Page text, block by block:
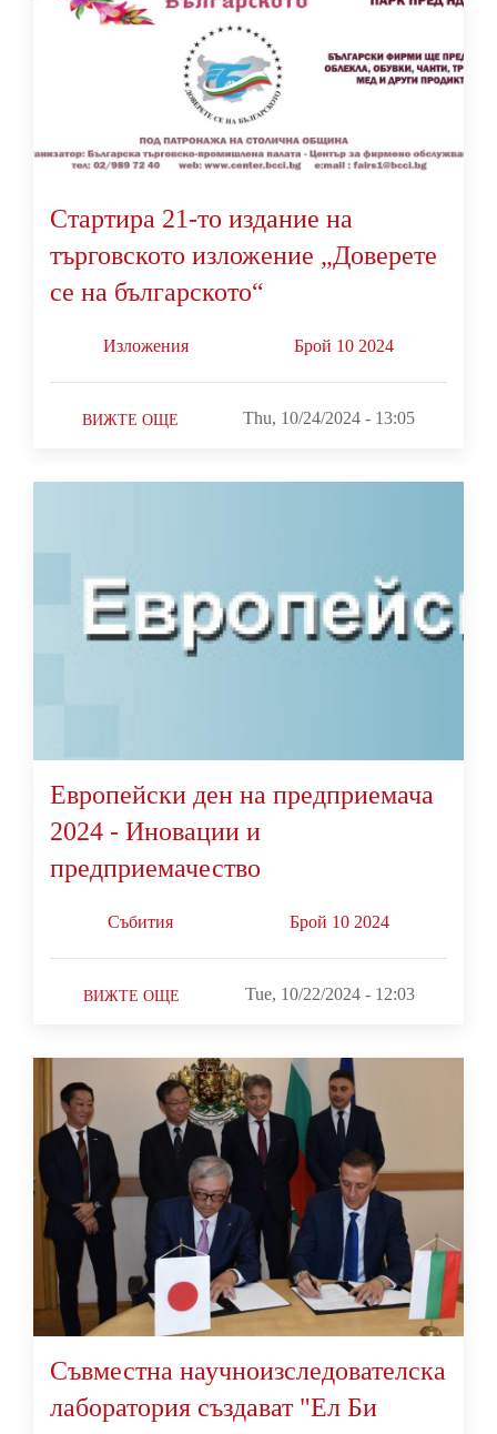
Стартира 21-то издание на
търговското изложение „Доверете
се на българското“
Изложения Брой 10 2024
ВИЖТЕ ОЩЕ Thu, 10/24/2024 - 13:05
Европейски ден на предприемача
2024 - Иновации и
предприемачество
Събития Брой 10 2024
ВИЖТЕ ОЩЕ Tue, 10/22/2024 - 12:03
Съвместна научноизследователска
лаборатория създават "Ел Би